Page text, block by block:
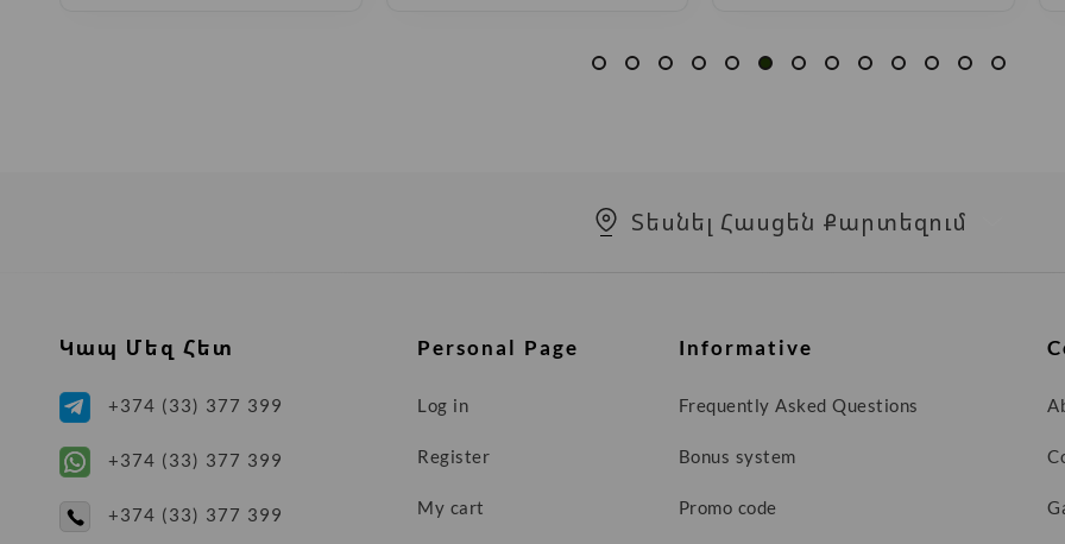
Տեսնել Հասցեն Քարտեզում
Կապ Մեզ Հետ
+374 (33) 377 399
+374 (33) 377 399
+374 (33) 377 399
Personal Page
Log in
Register
My cart
Informative
Frequently Asked Questions
Bonus system
Promo code